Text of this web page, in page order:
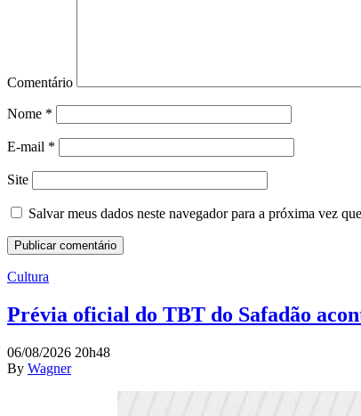
Comentário
Nome *
E-mail *
Site
Salvar meus dados neste navegador para a próxima vez
Cultura
Prévia oficial do TBT do Safadão
06/08/2026 20h48
By Wagner